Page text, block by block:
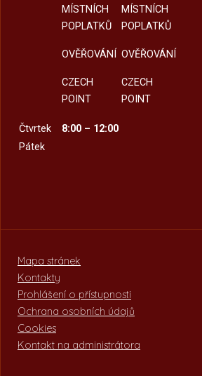
MÍSTNÍCH
POPLATKŮ
OVĚŘOVÁNÍ
CZECH
POINT
MÍSTNÍCH
POPLATKŮ
OVĚŘOVÁNÍ
CZECH
POINT
Čtvrtek
8:00 – 12:00
Pátek
Mapa stránek
Kontakty
Prohlášení o přístupnosti
Ochrana osobních údajů
Cookies
Kontakt na administrátora